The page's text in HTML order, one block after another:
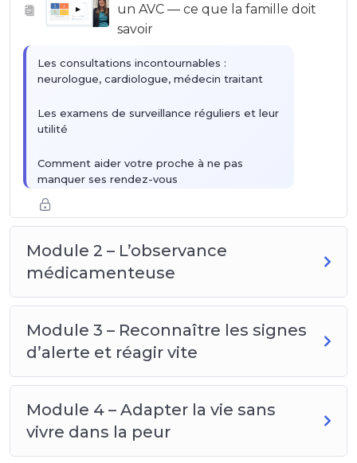
▶
un AVC — ce que la famille doit
savoir
Les consultations incontournables :
neurologue, cardiologue, médecin traitant
Les examens de surveillance réguliers et leur
utilité
Comment aider votre proche à ne pas
manquer ses rendez-vous
Ce qu'il faut signaler au médecin lors des
consultations : votre rôle d'observateur
Module 2 – L’observance
médicamenteuse
Module 3 – Reconnaître les signes
d’alerte et réagir vite
Module 4 – Adapter la vie sans
vivre dans la peur